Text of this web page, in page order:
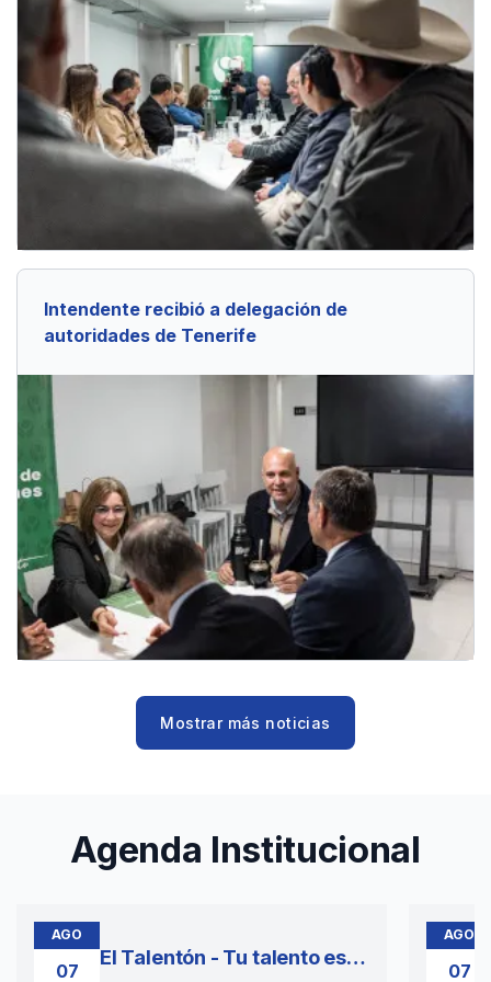
Intendente recibió a delegación de
autoridades de Tenerife
Mostrar más noticias
Agenda Institucional
AGO
07
El Talentón - Tu talento es
AGO
07